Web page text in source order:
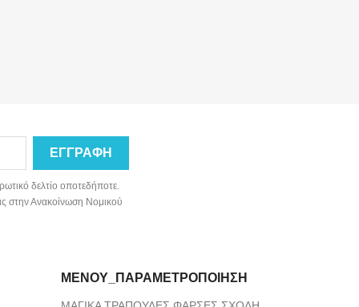
δελτίο οποτεδήποτε.
στην Ανακοίνωση Νομικού
ΜΕΝΟΎ_ΠΑΡΑΜΕΤΡΟΠΟΊΗΣΗ